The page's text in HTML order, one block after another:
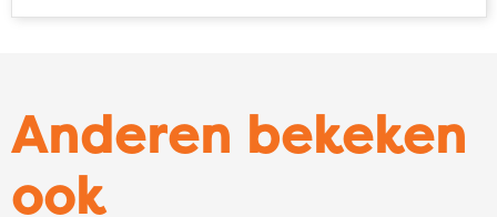
Anderen bekeken
ook